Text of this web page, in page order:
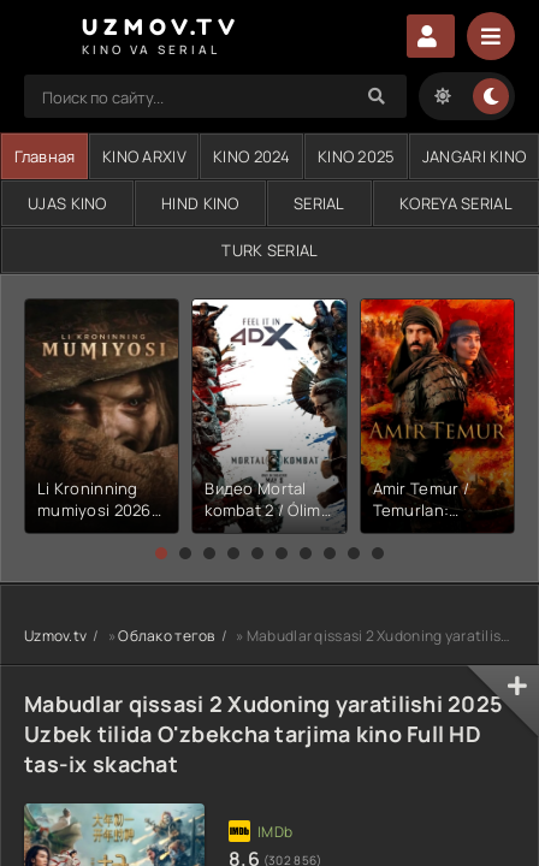
UZMOV.TV
KINO VA SERIAL
Главная KINO ARXIV KINO 2024 KINO 2025 JANGARI KINO
UJAS KINO HIND KINO SERIAL KOREYA SERIAL
TURK SERIAL
Li Kroninning
mumiyosi 2026
(uzbek tilida
kino) tarjima HD
Видео Mortal
kombat 2 / Ólim
jangi 2 (2026)
Uzbek tilida
Amir Temur /
Temurlan:
Fathchining
yuksalishi
tarjima kino Full
HD tas-ix
Uzmov.tv »Облако тегов » Mabudlar qissasi 2 Xudoning yaratilishi 2025 Uzbek tilida O'zbekcha tarjima kino Full HD tas-ix skac
Mabudlar qissasi 2 Xudoning yaratilishi 2025
Uzbek tilida O'zbekcha tarjima kino Full HD
tas-ix skachat
8.6 (302 856)